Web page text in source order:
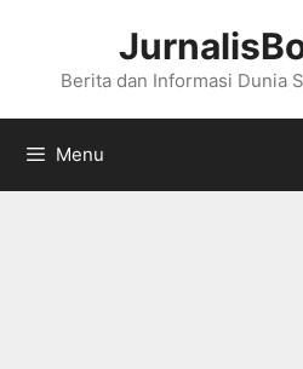
Berita dan Informasi Dunia
Menu